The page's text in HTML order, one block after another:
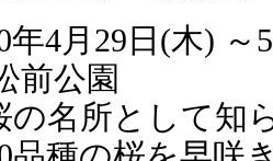
4月29日(木) ～
前公園
名所として知